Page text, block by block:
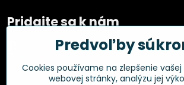
Pridajte sa k nám
FacebookPredvoľby
Cookies používame na zlepšenie
webovej stránky, analýzu jej